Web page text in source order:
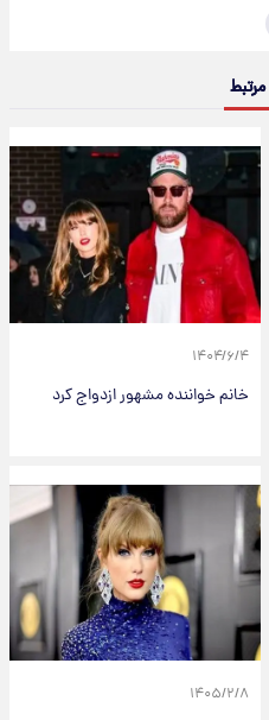
مرتبط
۱۴۰۴/۶/۴
خانم خواننده مشهور ازدواج کرد
۱۴۰۵/۲/۸